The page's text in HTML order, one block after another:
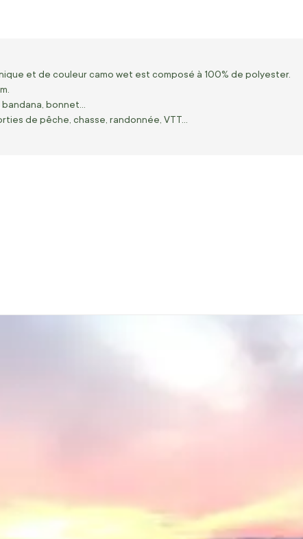
et de couleur camo wet est composé à 100% de polyester.
bonnet...
de pêche, chasse, randonnée, VTT...